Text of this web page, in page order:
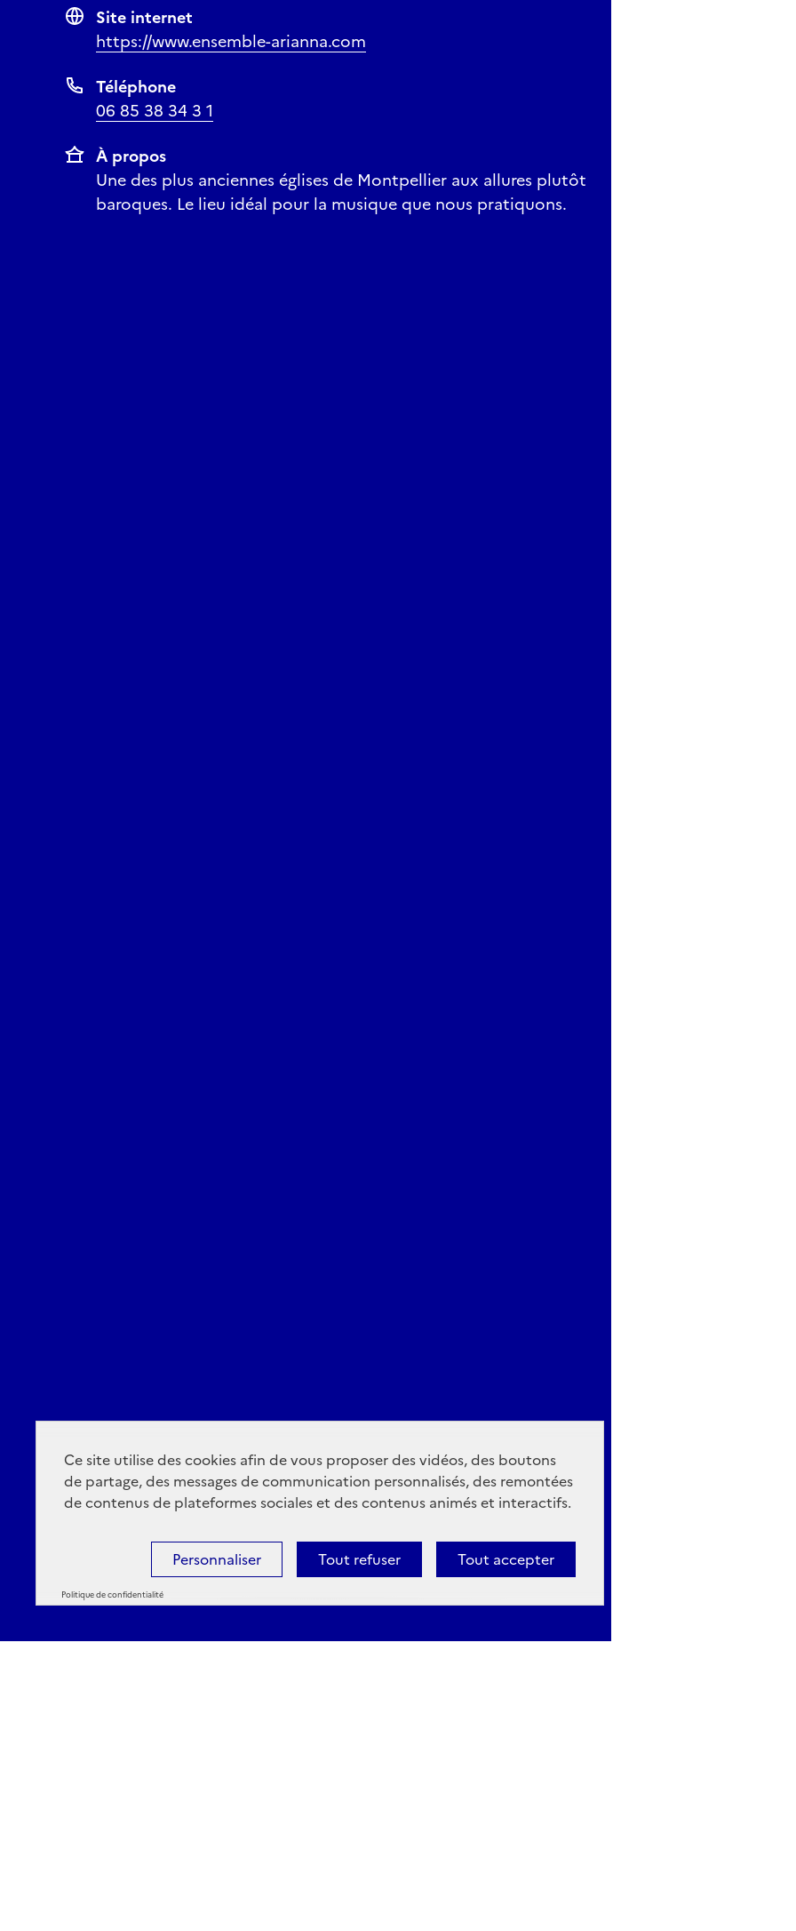
Ce site utilise des cookies afin de vous proposer des vidéos, des boutons
de partage, des messages de communication personnalisés, des remontées
de contenus de plateformes sociales et des contenus animés et interactifs.
Tout accepter
Tout refuser
Personnaliser
Politique de confidentialité
Site internet
https://www.ensemble-arianna.com
Téléphone
06 85 38 34 3 1
À propos
Une des plus anciennes églises de Montpellier aux allures plutôt
baroques. Le lieu idéal pour la musique que nous pratiquons.